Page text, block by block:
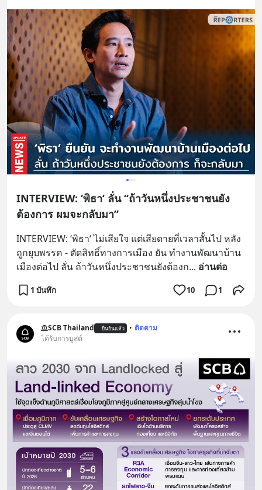
INTERVIEW: ‘พิธา‘ ลั่น “ถ้าวันหนึ่งประชาชนยัง
ต้องการ ผมจะกลับมา”
INTERVIEW: ‘พิธา‘ ไม่เสียใจ แต่เสียดายที่เวลาสั้นไป หลัง
ถูกยุบพรรค - ตัดสิทธิ์ทางการเมือง ยัน ทำงานพัฒนาบ้าน
เมืองต่อไป ลั่น ถ้าวันหนึ่งประชาชนยังต้องก... อ่านต่อ
1 บันทึก 10 1
SCB Thailand ยืนยันแล้ว • ติดตาม
ได้รับการบูสต์